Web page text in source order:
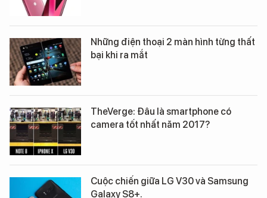
Những điện thoại 2 màn hình từng thất
bại khi ra mắt
TheVerge: Đâu là smartphone có
camera tốt nhất năm 2017?
Cuộc chiến giữa LG V30 và Samsung
Galaxy S8+.